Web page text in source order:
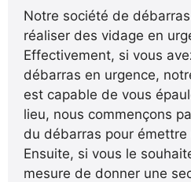
Notre société de
réaliser des vidage en
Effectivement, si vous
débarras en urgence,
est capable de vous
lieu, nous commençons
du débarras pour émettre
Ensuite, si vous le
mesure de donner une